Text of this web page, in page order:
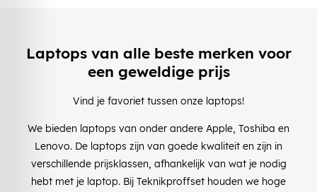
Laptops van alle beste merken voor
een geweldige prijs
Vind je favoriet tussen onze laptops!
We bieden laptops van onder andere Apple, Toshiba en
Lenovo. De laptops zijn van goede kwaliteit en zijn in
verschillende prijsklassen, afhankelijk van wat je nodig
hebt met je laptop. Bij Teknikproffset houden we hoge